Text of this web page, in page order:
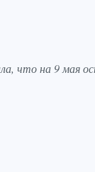
что на 9 мая